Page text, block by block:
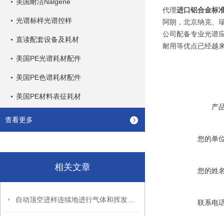
光谱标样光谱控样
直读配套设备及耗材
美国PE光谱耗材配件
美国PE色谱耗材配件
美国PE材料表征耗材
查看更多
相关文章
代理进口铝合金标
阿朗，北京纳克、
公司配备专业光谱
耐用等优点已经越
产
您的单
您的姓
联系电